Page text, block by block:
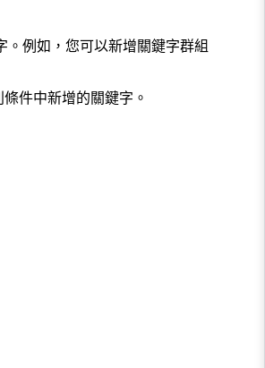
例如，您可以新增關鍵字群組
件中新增的關鍵字。